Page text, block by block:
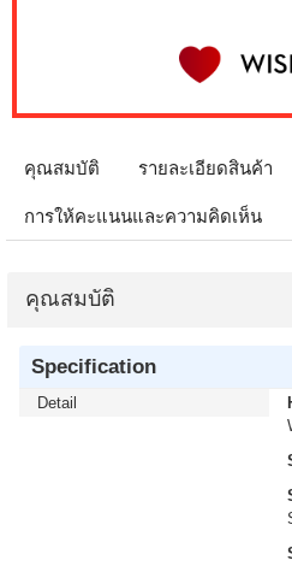
คุณสมบัติ รายละเอียดสินค้า
การให้คะแนนและความคิดเห็น
คุณสมบัติ
Specification
Detail